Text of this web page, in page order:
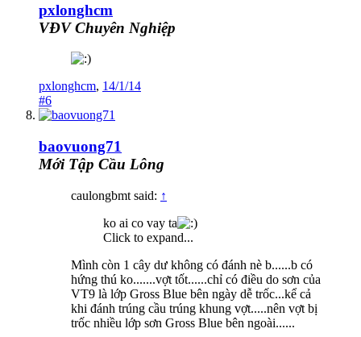
pxlonghcm
VĐV Chuyên Nghiệp
pxlonghcm, 14/1/14
#6
baovuong71
Mới Tập Cầu Lông
caulongbmt said: ↑
ko ai co vay ta
Click to expand...
Mình còn 1 cây dư không có đánh nè b......b có
hứng thú ko.......vợt tốt......chỉ có điều do sơn của
VT9 là lớp Gross Blue bên ngày dễ trốc...kể cả
khi đánh trúng cầu trúng khung vợt.....nên vợt bị
trốc nhiều lớp sơn Gross Blue bên ngoài......